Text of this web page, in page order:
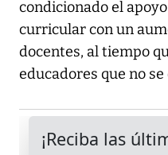
condicionado el
curricular con un
docentes, al tiempo
educadores que no